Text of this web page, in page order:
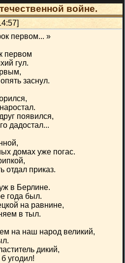
войне.
первом... »
первом
гул.
заснул.
появился,
дадостал...
домах уже погас.
отдал приказ.
в Берлине.
года был.
на равнине,
в тыл.
на наш народ великий,
дикий,
угодил!